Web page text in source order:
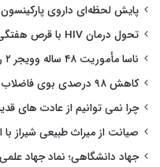
پایش لحظه‌ای داروی
تحول درمان HIV با قرص هفتگی
ناسا مأموریت ۴۸ ساله وویجر ۲ را یک سال دیگر تمدید کرد
کاهش ۹۸ درصدی بوی فاضلاب با نانوفیلتر ایرانی
چرا نمی توانیم از عادت های
صیانت از میراث طبیعی شیراز
جهاد دانشگاهی؛ نماد جهاد